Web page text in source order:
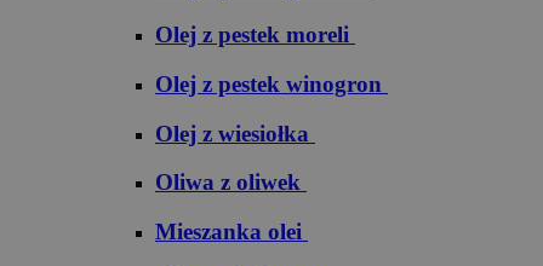
Olej z pestek moreli
Olej z pestek winogron
Olej z wiesiołka
Oliwa z oliwek
Mieszanka olei